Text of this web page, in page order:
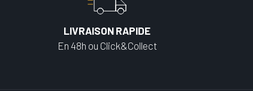
LIVRAISON RAPIDE
En 48h ou Click&Collect